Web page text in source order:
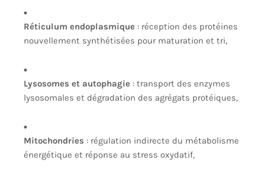
Réticulum endoplasmique : réception des protéines
nouvellement synthétisées pour maturation et tri,
Lysosomes et autophagie : transport des enzymes
lysosomales et dégradation des agrégats protéiques,
Mitochondries : régulation indirecte du métabolisme
énergétique et réponse au stress oxydatif,